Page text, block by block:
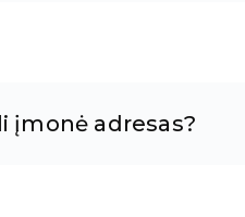
įmonė adresas?